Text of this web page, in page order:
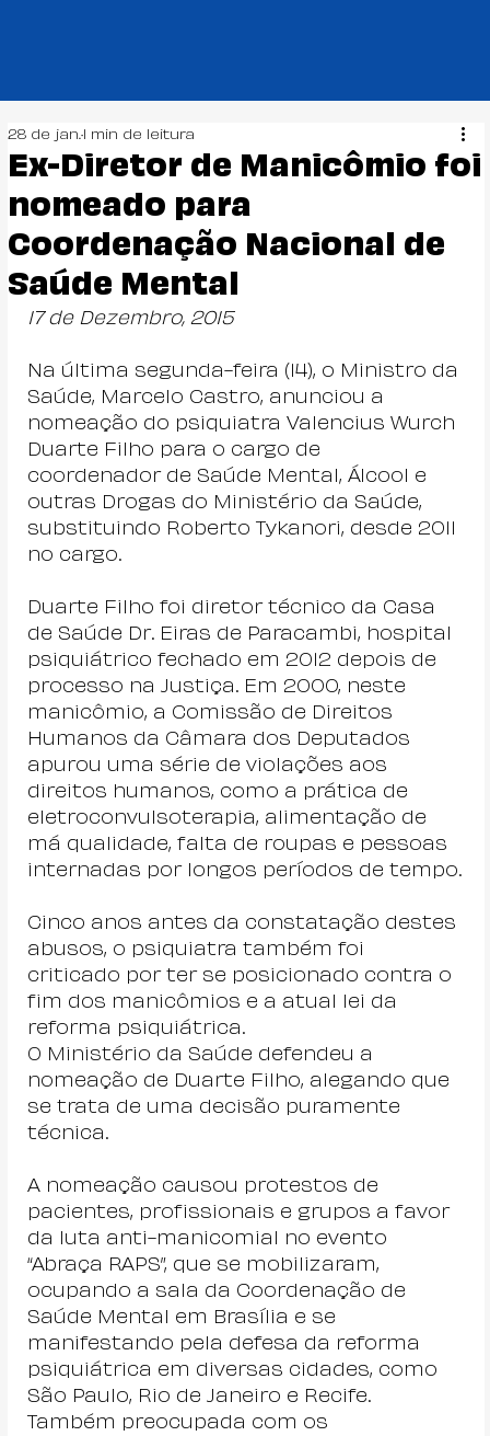
Ex-Diretor de Manicômio foi
nomeado para
Coordenação Nacional de
Saúde Mental
28 de jan. 1 min de leitura
17 de Dezembro, 2015
Na última segunda-feira (14), o Ministro da
Saúde, Marcelo Castro, anunciou a
nomeação do psiquiatra Valencius Wurch
Duarte Filho para o cargo de
coordenador de Saúde Mental, Álcool e
outras Drogas do Ministério da Saúde,
substituindo Roberto Tykanori, desde 2011
no cargo.
Duarte Filho foi diretor técnico da Casa
de Saúde Dr. Eiras de Paracambi, hospital
psiquiátrico fechado em 2012 depois de
processo na Justiça. Em 2000, neste
manicômio, a Comissão de Direitos
Humanos da Câmara dos Deputados
apurou uma série de violações aos
direitos humanos, como a prática de
eletroconvulsoterapia, alimentação de
má qualidade, falta de roupas e pessoas
internadas por longos períodos de tempo.
Cinco anos antes da constatação destes
abusos, o psiquiatra também foi
criticado por ter se posicionado contra o
fim dos manicômios e a atual lei da
reforma psiquiátrica.
O Ministério da Saúde defendeu a
nomeação de Duarte Filho, alegando que
se trata de uma decisão puramente
técnica.
A nomeação causou protestos de
pacientes, profissionais e grupos a favor
da luta anti-manicomial no evento
“Abraça RAPS”, que se mobilizaram,
ocupando a sala da Coordenação de
Saúde Mental em Brasília e se
manifestando pela defesa da reforma
psiquiátrica em diversas cidades, como
São Paulo, Rio de Janeiro e Recife.
Também preocupada com os